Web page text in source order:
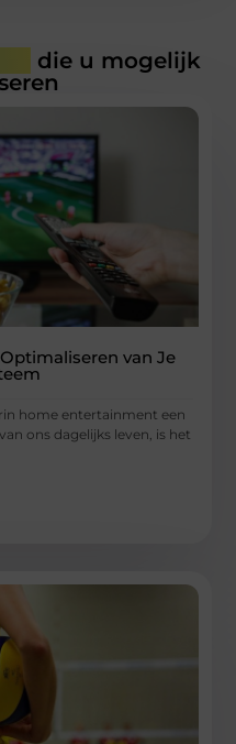
die u mogelijk
van Je
home entertainment een
ons dagelijks leven, is het